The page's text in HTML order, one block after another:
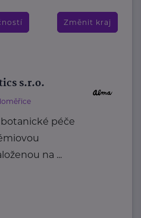
Změnit kraj
s.r.o.
péče
na ...